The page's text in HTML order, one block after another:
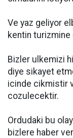
Ve yaz geliyor
kentin
Bizler ulkemizi
diye sikayet
icinde cikmistir
cozulecektir.
Ordudaki bu
bizlere haber